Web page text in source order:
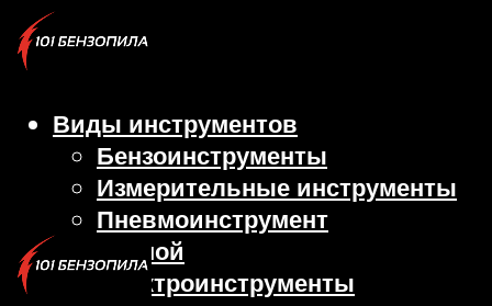
Виды инструментов
Бензоинструменты
Измерительные инструменты
Пневмоинструмент
Ручной
Электроинструменты